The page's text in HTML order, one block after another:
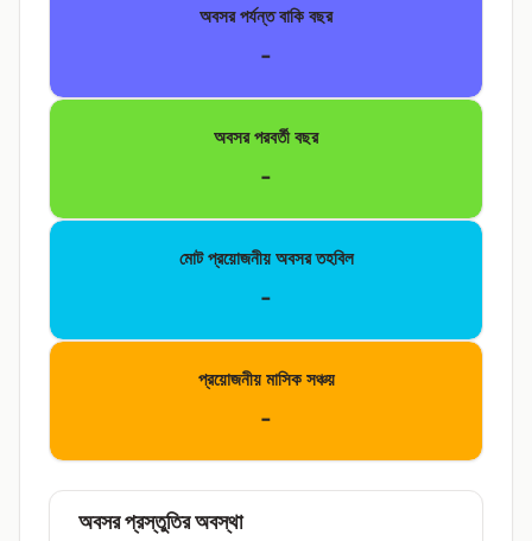
অবসর পর্যন্ত বাকি বছর
-
অবসর পরবর্তী বছর
-
মোট প্রয়োজনীয় অবসর তহবিল
-
প্রয়োজনীয় মাসিক সঞ্চয়
-
অবসর প্রস্তুতির অবস্থা